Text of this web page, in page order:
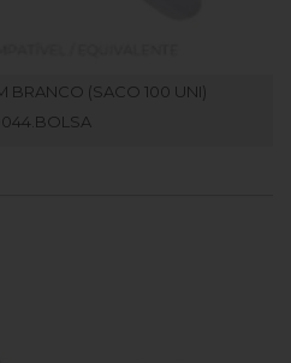
BRANCO (SACO 100 UNI)